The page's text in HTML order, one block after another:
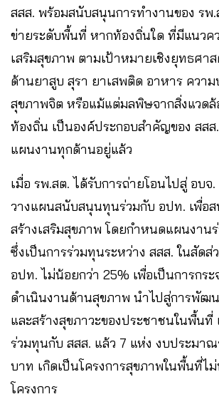
สสส. พร้อมสนับสนุนการทำงานของ รพ.
ข่ายระดับพื้นที่ หากท้องถิ่นใด ที่มีแนวค
เสริมสุขภาพ ตามเป้าหมายเชิงยุทธศาส
ด้านยาสูบ สุรา ยาเสพติด อาหาร ควา
สุขภาพจิต หรือแม้แต่มลพิษจากสิ่งแวด
ท้องถิ่น เป็นองค์ประกอบสำคัญของ สสส
แผนงานทุกด้านอยู่แล้ว
เมื่อ รพ.สต. ได้รับการถ่ายโอนไปสู่ อบจ
วางแผนสนับสนุนทุนร่วมกับ อปท. เพื่อ
สร้างเสริมสุขภาพ โดยกำหนดแผนงาน
ซึ่งเป็นการร่วมทุนระหว่าง สสส. ในสัดส่
อปท. ไม่น้อยกว่า 25% เพื่อเป็นการกระ
ดำเนินงานด้านสุขภาพ นำไปสู่การพัฒ
และสร้างสุขภาวะของประชาชนในพื้นที่
ร่วมทุนกับ สสส. แล้ว 7 แห่ง งบประมา
บาท เกิดเป็นโครงการสุขภาพในพื้นที่ไ
โครงการ